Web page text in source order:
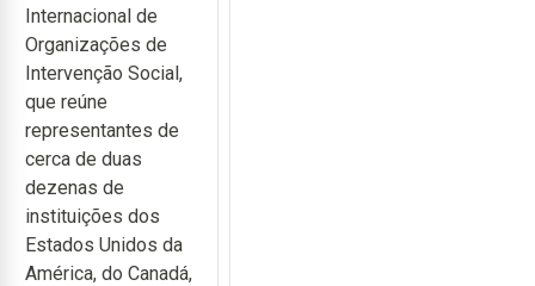
Internacional de
Organizações de
Intervenção Social,
que reúne
representantes de
cerca de duas
dezenas de
instituições dos
Estados Unidos da
América, do Canadá,